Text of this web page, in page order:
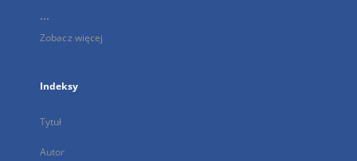
...
Zobacz więcej
Indeksy
Tytuł
Autor